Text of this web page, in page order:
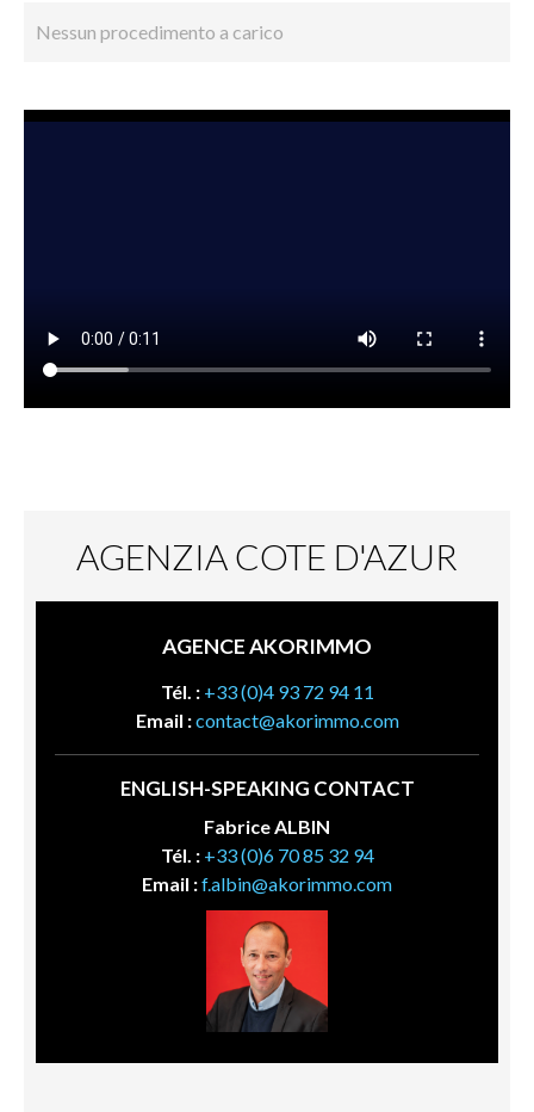
Nessun procedimento a carico
AGENZIA COTE D'AZUR
AGENCE AKORIMMO
Tél. : +33 (0)4 93 72 94 11
Email :contact@akorimmo.com
ENGLISH-SPEAKING CONTACT
Fabrice ALBIN
Tél. : +33 (0)6 70 85 32 94
Email :f.albin@akorimmo.com